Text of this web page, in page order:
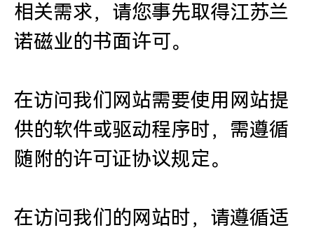
相关需求，请您事先取得江苏兰
诺磁业的书面许可。
在访问我们网站需要使用网站提
供的软件或驱动程序时，需遵循
随附的许可证协议规定。
在访问我们的网站时，请遵循适